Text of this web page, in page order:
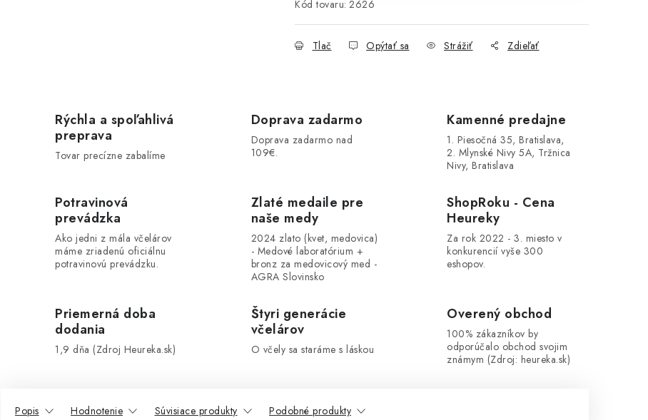
Kód tovaru: 2626
Tlač Opýtať sa Strážiť Zdieľať
Rýchla a spoľahlivá
preprava
Tovar precízne zabalíme
Doprava zadarmo
Doprava zadarmo nad
109€.
Kamenné predajne
1. Piesočná 35, Bratislava,
2. Mlynské Nivy 5A, Tržnica
Nivy, Bratislava
Potravinová
prevádzka
Ako jedni z mála včelárov
máme zriadenú oficiálnu
potravinovú prevádzku.
Zlaté medaile pre
naše medy
2024 zlato (kvet, medovica)
- Medové laboratórium +
bronz za medovicový med -
AGRA Slovinsko
ShopRoku - Cena
Heureky
Za rok 2022 - 3. miesto v
konkurencií vyše 300
eshopov.
Priemerná doba
dodania
1,9 dňa (Zdroj Heureka.sk)
Štyri generácie
včelárov
O včely sa staráme s láskou
Overený obchod
100% zákazníkov by
odporúčalo obchod svojim
známym (Zdroj: heureka.sk)
Popis Hodnotenie Súvisiace produkty Podobné produkty